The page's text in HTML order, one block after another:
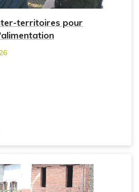
territoires pour